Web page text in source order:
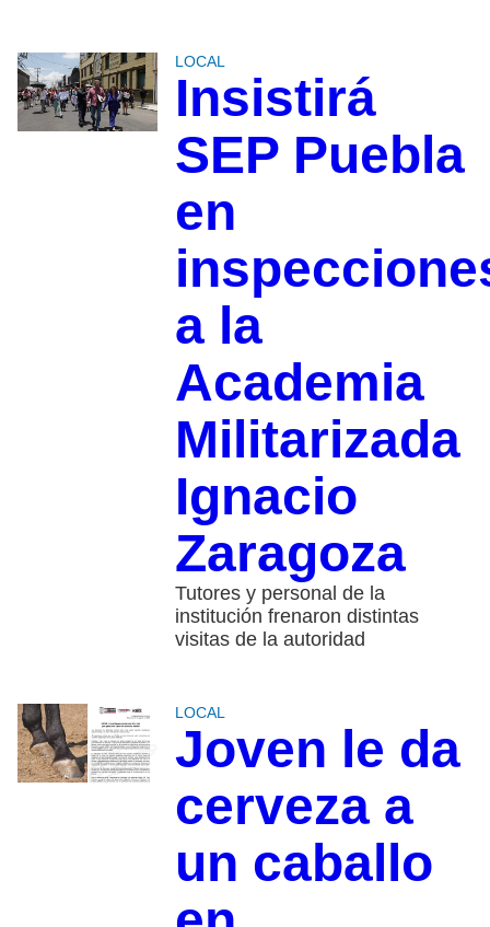
LOCAL
Insistirá
SEP Puebla
en
a la
Academia
Militarizada
Ignacio
Zaragoza
Tutores y personal de la
institución frenaron distintas
visitas de la autoridad
LOCAL
Joven le da
cerveza a
un caballo